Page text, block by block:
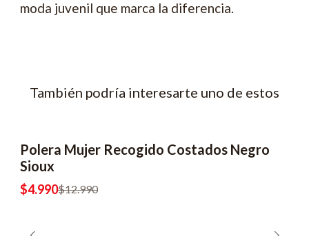
moda juvenil que marca la diferencia.
También podría interesarte uno de estos
-62% OFF
2x6990
Polera Mujer Recogido Costados Negro
Sioux
$4.990$12.990